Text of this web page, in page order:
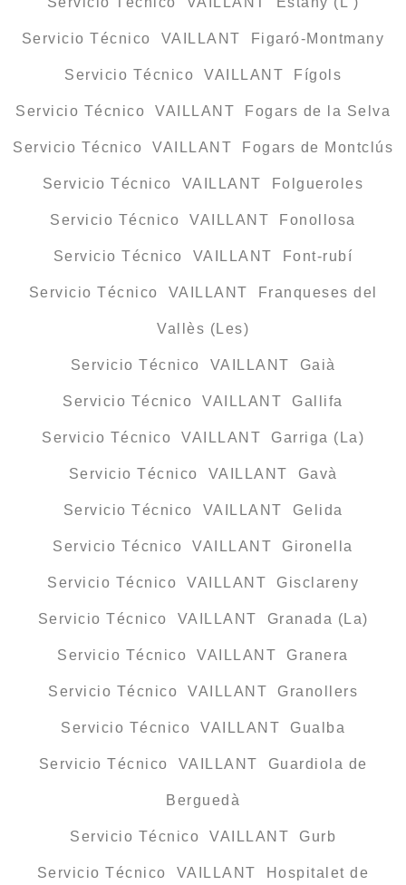
Servicio Técnico VAILLANT Figaró-Montmany
Servicio Técnico VAILLANT Fígols
Servicio Técnico VAILLANT Fogars de la Selva
Servicio Técnico VAILLANT Fogars de Montclús
Servicio Técnico VAILLANT Folgueroles
Servicio Técnico VAILLANT Fonollosa
Servicio Técnico VAILLANT Font-rubí
Servicio Técnico VAILLANT Franqueses del
Vallès (Les)
Servicio Técnico VAILLANT Gaià
Servicio Técnico VAILLANT Gallifa
Servicio Técnico VAILLANT Garriga (La)
Servicio Técnico VAILLANT Gavà
Servicio Técnico VAILLANT Gelida
Servicio Técnico VAILLANT Gironella
Servicio Técnico VAILLANT Gisclareny
Servicio Técnico VAILLANT Granada (La)
Servicio Técnico VAILLANT Granera
Servicio Técnico VAILLANT Granollers
Servicio Técnico VAILLANT Gualba
Servicio Técnico VAILLANT Guardiola de
Berguedà
Servicio Técnico VAILLANT Gurb
Servicio Técnico VAILLANT Hospitalet de